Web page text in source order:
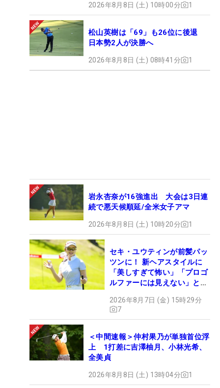
2026年8月8日 (土) 10時00分 1
松山英樹は「69」も26位に後退
日本勢2人が決勝へ
2026年8月8日 (土) 08時41分 1
岩永杏奈が16強進出 大会は3日連
続で悪天候順延/全米女子アマ
2026年8月8日 (土) 10時20分 1
セキ・ユウティンが前髪パッ
ツンに！ 新ヘアスタイルに
「美しすぎて怖い」「プロゴ
ルファーには見えない」とコ
2026年8月7日 (金) 15時29分
7
＜中間速報＞仲村果乃が単独首位浮
上 1打差に吉澤柚月、小林光希、
全美貞
2026年8月8日 (土) 13時04分 1